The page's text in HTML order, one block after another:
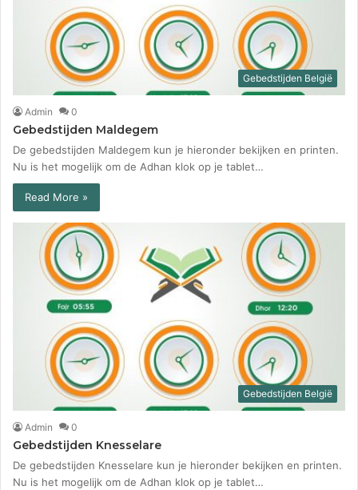
Gebedstijden België
Admin 0
Gebedstijden Maldegem
De gebedstijden Maldegem kun je hieronder bekijken en printen.
Nu is het mogelijk om de Adhan klok op je tablet…
Read More »
Gebedstijden België
Admin 0
Gebedstijden Knesselare
De gebedstijden Knesselare kun je hieronder bekijken en printen.
Nu is het mogelijk om de Adhan klok op je tablet…